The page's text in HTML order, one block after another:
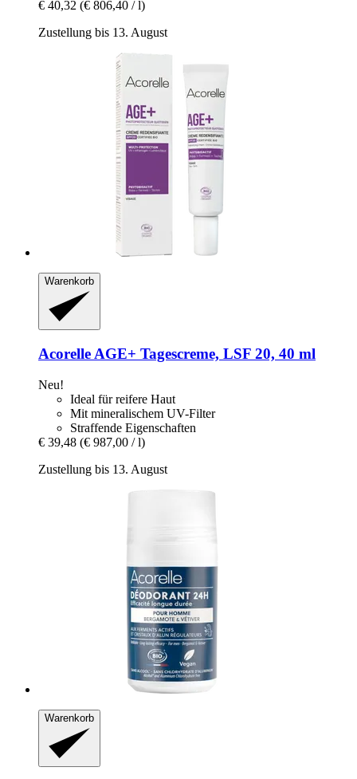
€ 40,32 (€ 806,40 / l)
Zustellung bis 13. August
Warenkorb
Acorelle AGE+ Tagescreme, LSF 20, 40 ml
Neu!
Ideal für reifere Haut
Mit mineralischem UV-Filter
Straffende Eigenschaften
€ 39,48 (€ 987,00 / l)
Zustellung bis 13. August
Warenkorb